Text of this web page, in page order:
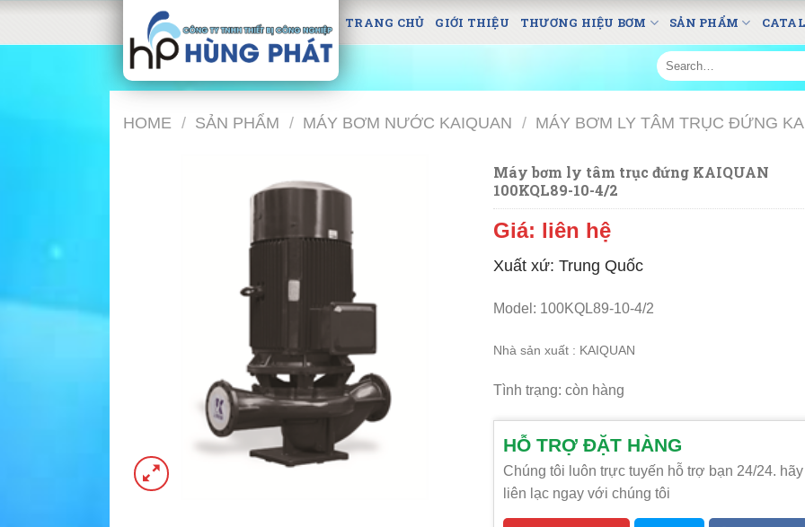
Skip
TRANG CHỦ GIỚI THIỆU THƯƠNG HIỆU BƠM SẢN PHẨM
Search
for:
HOME / SẢN PHẨM / MÁY BƠM NƯỚC KAIQUAN / MÁY BƠM LY TÂM TRỤC ĐỨNG
Máy bơm ly tâm trục đứng KAIQUAN
100KQL89-10-4/2
Giá: liên hệ
Xuất xứ: Trung Quốc
Model: 100KQL89-10-4/2
Nhà sản xuất : KAIQUAN
Tình trạng: còn hàng
HỖ TRỢ ĐẶT HÀNG
Chúng tôi luôn trực tuyến hỗ trợ bạn 24/24. hãy
liên lạc ngay với chúng tôi